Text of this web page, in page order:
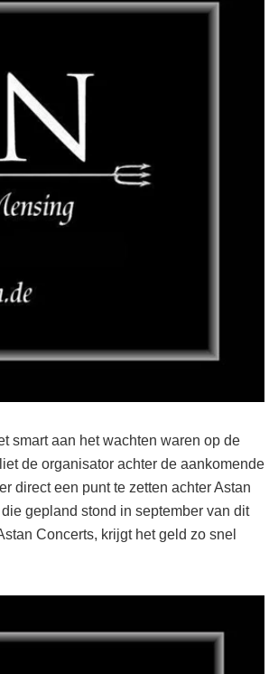
smart aan het wachten waren op de
de organisator achter de aankomende
direct een punt te zetten achter Astan
gepland stond in september van dit
Concerts, krijgt het geld zo snel